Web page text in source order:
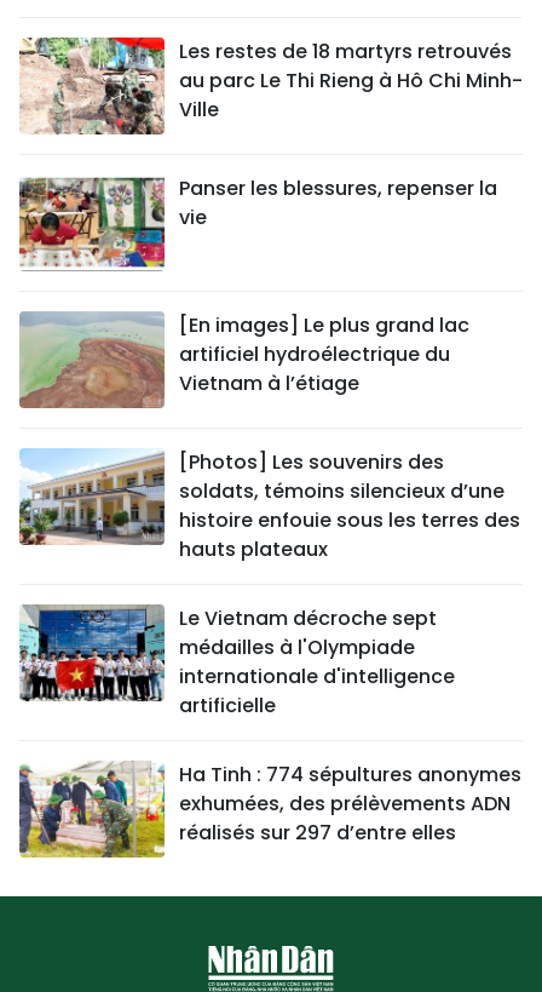
Les restes de 18 martyrs retrouvés
au parc Le Thi Rieng à Hô Chi Minh-
Ville
Panser les blessures, repenser la
vie
[En images] Le plus grand lac
artificiel hydroélectrique du
Vietnam à l’étiage
[Photos] Les souvenirs des
soldats, témoins silencieux d’une
histoire enfouie sous les terres des
hauts plateaux
Le Vietnam décroche sept
médailles à l'Olympiade
internationale d'intelligence
artificielle
Ha Tinh : 774 sépultures anonymes
exhumées, des prélèvements ADN
réalisés sur 297 d’entre elles